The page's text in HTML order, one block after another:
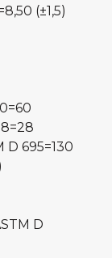
(±1,5)
D 695=130
D